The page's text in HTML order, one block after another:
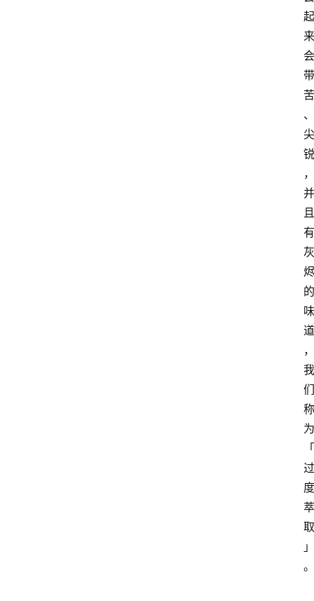
起
来
会
带
苦
、
尖
锐
，
并
且
有
灰
烬
的
味
道
，
我
们
称
为
「
过
度
萃
取
」
。